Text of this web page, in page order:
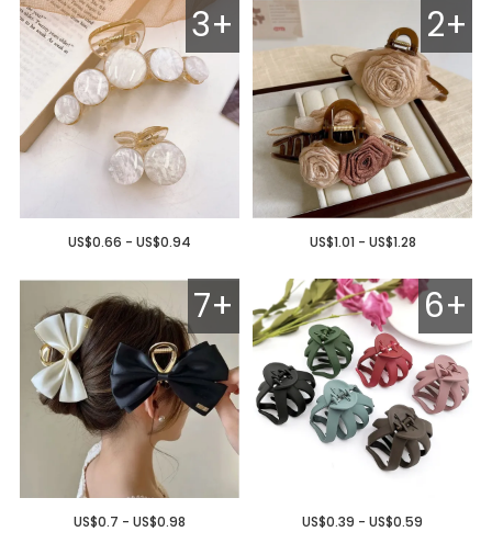
3+
US$0.66 - US$0.94
2+
US$1.01 - US$1.28
7+
US$0.7 - US$0.98
6+
US$0.39 - US$0.59